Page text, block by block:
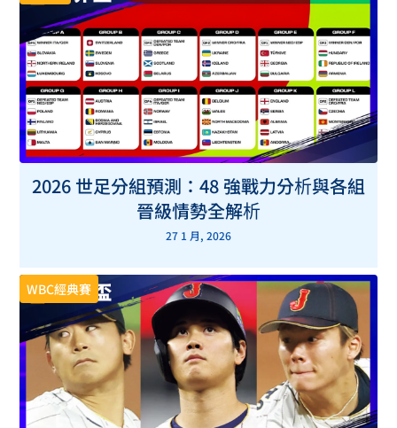
2026 世足分組預測：48 強戰力分析與各組
晉級情勢全解析
27 1 月, 2026
WBC經典賽